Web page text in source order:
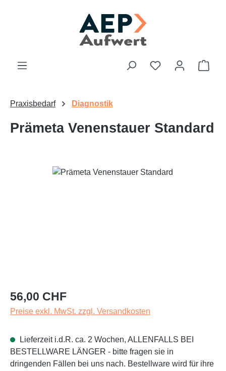
Du hast 0
Praxisbedarf Diagnostik
Prämeta Venenstauer Standard
Bildergalerie überspringen
Regulärer Preis:
56,00 CHF
Preise exkl. MwSt. zzgl. Versandkosten
Lieferzeit i.d.R. ca. 2 Wochen, ALLENFALLS BEI
BESTELLWARE LÄNGER - bitte fragen sie in
dringenden Fällen bei uns nach. Bestellware wird für ihre